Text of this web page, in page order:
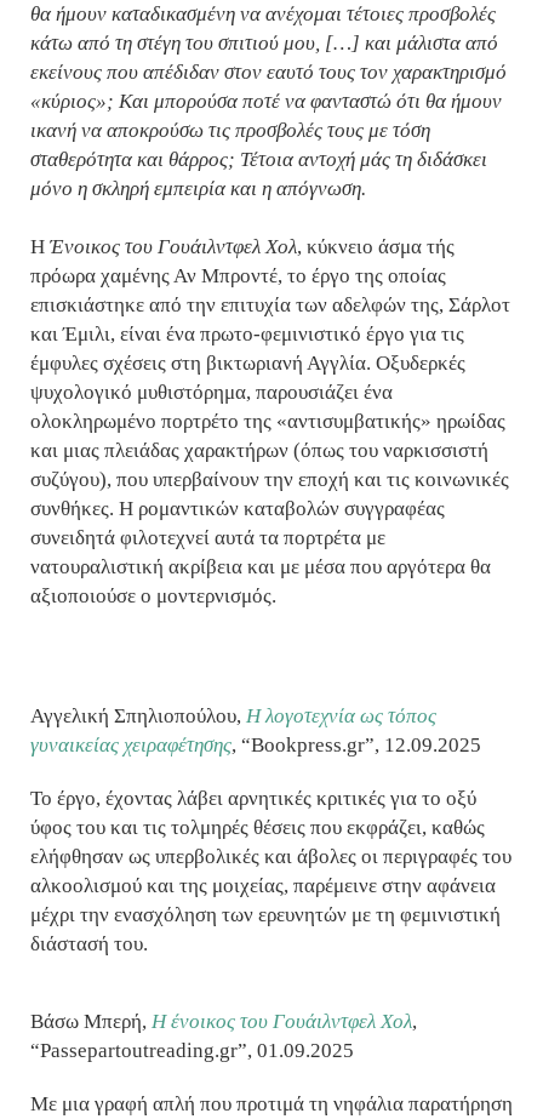
θα ήμουν καταδικασμένη να ανέχομαι τέτοιες προσβολές
κάτω από τη στέγη του σπιτιού μου, […] και μάλιστα από
εκείνους που απέδιδαν στον εαυτό τους τον χαρακτηρισμό
«κύριος»; Και μπορούσα ποτέ να φανταστώ ότι θα ήμουν
ικανή να αποκρούσω τις προσβολές τους με τόση
σταθερότητα και θάρρος; Τέτοια αντοχή μάς τη διδάσκει
μόνο η σκληρή εμπειρία και η απόγνωση.
Η Ένοικος του Γουάιλντφελ Χολ, κύκνειο άσμα τής
πρόωρα χαμένης Αν Μπροντέ, το έργο της οποίας
επισκιάστηκε από την επιτυχία των αδελφών της, Σάρλοτ
και Έμιλι, είναι ένα πρωτο-φεμινιστικό έργο για τις
έμφυλες σχέσεις στη βικτωριανή Αγγλία. Οξυδερκές
ψυχολογικό μυθιστόρημα, παρουσιάζει ένα
ολοκληρωμένο πορτρέτο της «αντισυμβατικής» ηρωίδας
και μιας πλειάδας χαρακτήρων (όπως του ναρκισσιστή
συζύγου), που υπερβαίνουν την εποχή και τις κοινωνικές
συνθήκες. Η ρομαντικών καταβολών συγγραφέας
συνειδητά φιλοτεχνεί αυτά τα πορτρέτα με
νατουραλιστική ακρίβεια και με μέσα που αργότερα θα
αξιοποιούσε ο μοντερνισμός.
Αγγελική Σπηλιοπούλου, Η λογοτεχνία ως τόπος
γυναικείας χειραφέτησης, “Bookpress.gr”, 12.09.2025
Το έργο, έχοντας λάβει αρνητικές κριτικές για το οξύ
ύφος του και τις τολμηρές θέσεις που εκφράζει, καθώς
ελήφθησαν ως υπερβολικές και άβολες οι περιγραφές του
αλκοολισμού και της μοιχείας, παρέμεινε στην αφάνεια
μέχρι την ενασχόληση των ερευνητών με τη φεμινιστική
διάστασή του.
Βάσω Μπερή, H ένοικος του Γουάιλντφελ Χολ,
“Passepartoutreading.gr”, 01.09.2025
Με μια γραφή απλή που προτιμά τη νηφάλια παρατήρηση